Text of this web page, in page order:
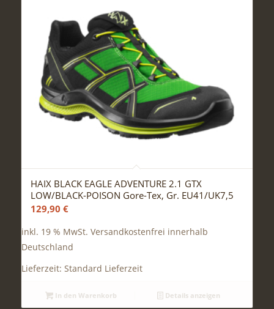
HAIX BLACK EAGLE ADVENTURE 2.1 GTX
LOW/BLACK-POISON Gore-Tex, Gr. EU41/UK7,5
129,90 €
inkl. 19 % MwSt. Versandkostenfrei innerhalb
Deutschland
Lieferzeit: Standard Lieferzeit
In den Warenkorb Details anzeigen